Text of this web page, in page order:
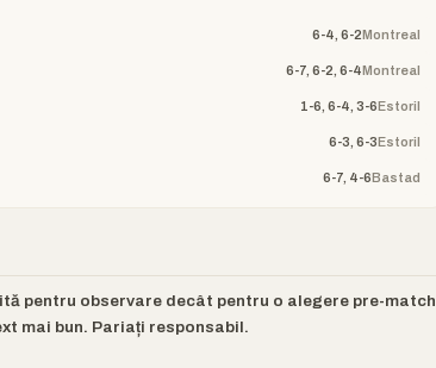
6-4, 6-2Montreal
6-7, 6-2, 6-4Montreal
1-6, 6-4, 3-6Estoril
6-3, 6-3Estoril
6-7, 4-6Bastad
pentru observare decât pentru o alegere pre-match
mai bun. Pariați responsabil.